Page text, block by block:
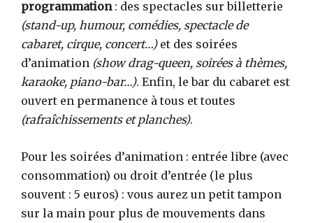
programmation: des spectacles sur billetterie
(stand-up, humour, comédies, spectacle de
cabaret, cirque, concert…)et des soirées
d’animation (show drag-queen, soirées à thèmes,
karaoke, piano-bar…). Enfin, le bar du cabaret est
ouvert en permanence à tous et toutes
(rafraîchissements et planches).
Pour les soirées d’animation : entrée libre (avec
consommation) ou droit d’entrée (le plus
souvent : 5 euros) : vous aurez un petit tampon
sur la main pour plus de mouvements dans